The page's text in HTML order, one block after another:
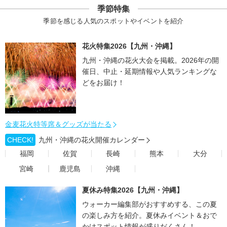
季節特集
季節を感じる人気のスポットやイベントを紹介
花火特集2026【九州・沖縄】
九州・沖縄の花火大会を掲載。2026年の開
催日、中止・延期情報や人気ランキングな
どをお届け！
金麦花火特等席＆グッズが当たる
CHECK!
九州・沖縄の花火開催カレンダー
福岡
佐賀 長崎 熊本
大分
宮崎
鹿児島 沖縄
夏休み特集2026【九州・沖縄】
ウォーカー編集部がおすすめする、この夏
の楽しみ方を紹介。夏休みイベント＆おで